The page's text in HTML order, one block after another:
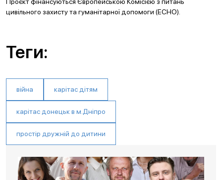
цивільного захисту та гуманітарної допомоги (ECHO).
Теги:
війна карітас дітям
карітас донецьк в м.Дніпро
простір дружній до дитини